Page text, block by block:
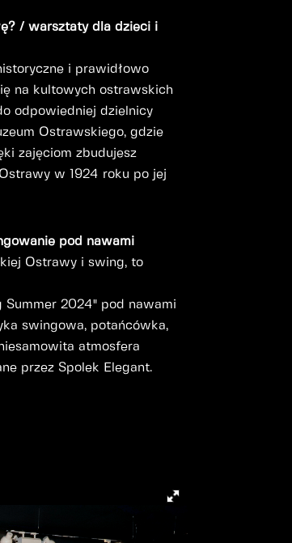
/ warsztaty dla dzieci i
i prawidłowo
na kultowych ostrawskich
odpowiedniej dzielnicy
Ostrawskiego, gdzie
zajęciom zbudujesz
w 1924 roku po jej
pod nawami
Ostrawy i swing, to
Summer 2024" pod nawami
swingowa, potańcówka,
atmosfera
przez Spolek Elegant.